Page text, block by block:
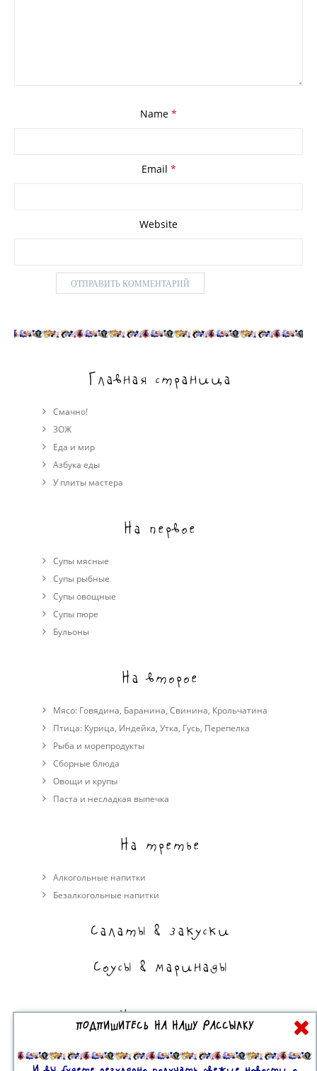
Name *
Email *
Website
Главная страница
Смачно!
ЗОЖ
Еда и мир
Азбука еды
У плиты мастера
На первое
Супы мясные
Супы рыбные
Супы овощные
Cупы пюре
Бульоны
На второе
Мясо: Говядина, Баранина, Свинина, Крольчатина
Птица: Курица, Индейка, Утка, Гусь, Перепелка
Рыба и морепродукты
Сборные блюда
Овощи и крупы
Паста и несладкая выпечка
На третье
Алкогольные напитки
Безалкогольные напитки
Салаты & закуски
Соусы & маринады
На сладкое
Торты, пирожные, выпечка
Десерты
ПОДПИШИТЕСЬ НА НАШУ РАССЫЛКУ